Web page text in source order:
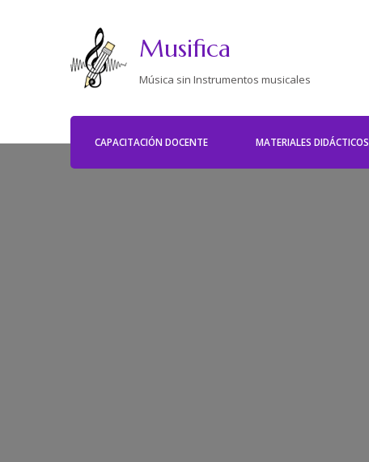
Musifica
Música sin Instrumentos musicales
CAPACITACIÓN DOCENTE MATERIALES DIDÁCTICOS